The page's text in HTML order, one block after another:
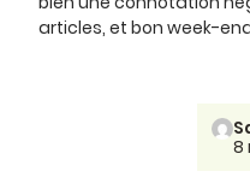
articles, et bon week-
8